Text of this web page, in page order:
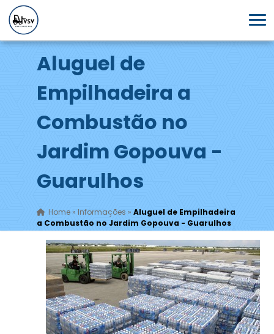
Aluguel de
Empilhadeira a
Combustão no
Jardim Gopouva -
Guarulhos
Home» Informações » Aluguel de Empilhadeira
a Combustão no Jardim Gopouva - Guarulhos